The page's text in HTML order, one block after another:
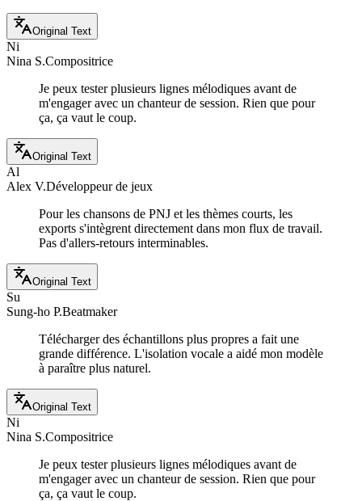
Original Text
Ni
Nina S.Compositrice
Je peux tester plusieurs lignes mélodiques avant de
m'engager avec un chanteur de session. Rien que pour
ça, ça vaut le coup.
Original Text
Al
Alex V.Développeur de jeux
Pour les chansons de PNJ et les thèmes courts, les
exports s'intègrent directement dans mon flux de travail.
Pas d'allers-retours interminables.
Original Text
Su
Sung-ho P.Beatmaker
Télécharger des échantillons plus propres a fait une
grande différence. L'isolation vocale a aidé mon modèle
à paraître plus naturel.
Original Text
Ni
Nina S.Compositrice
Je peux tester plusieurs lignes mélodiques avant de
m'engager avec un chanteur de session. Rien que pour
ça, ça vaut le coup.